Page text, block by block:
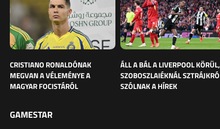
CRISTIANO RONALDÓNAK
MEGVAN A VÉLEMÉNYE A
MAGYAR FOCISTÁRÓL
ÁLL A BÁL A LIVERPOOL KÖRÜL,
SZOBOSZLAIÉKNÁL
SZÓLNAK A HÍREK
GAMESTAR